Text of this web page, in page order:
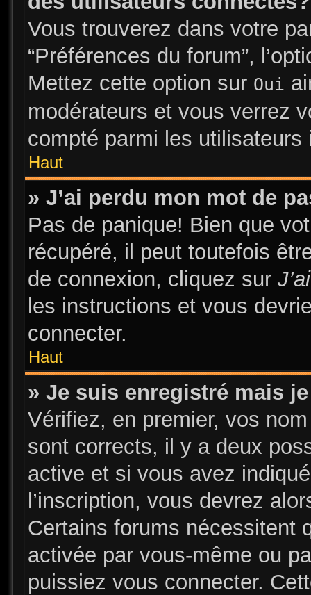
Vous trouverez dans votre
“Préférences du forum”,
Mettez cette option sur Oui
modérateurs et vous verrez
compté parmi les utilisateurs
Haut
» J’ai perdu mon mot de
Pas de panique! Bien que
récupéré, il peut toutefois
de connexion, cliquez sur
les instructions et vous
connecter.
Haut
» Je suis enregistré mais
Vérifiez, en premier, vos
sont corrects, il y a deux
active et si vous avez
l’inscription, vous devrez
Certains forums nécessitent
activée par vous-même ou
puissiez vous connecter.